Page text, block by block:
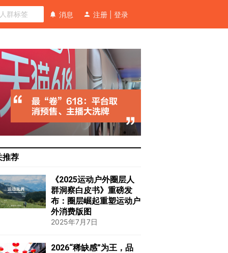
消息 注册 登录
推荐
《2025运动户外圈层人
群洞察白皮书》重磅发
布：圈层崛起重塑运动户
外消费版图
2025年7月7日
2026“稀缺感”为王，品